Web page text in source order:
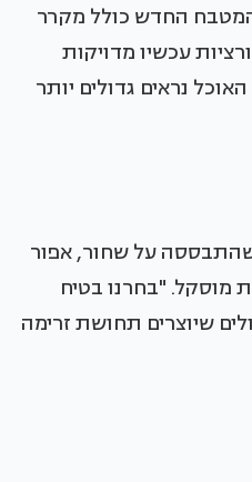
החדש כולל מקרר
עכשיו מדויקות
נראים גדולים יותר
שהתבססה על שחור, אפור
מוסקל. "בחרנו בטיח
שיוצרים תחושת זרימה